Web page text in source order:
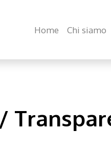
Home Chi siamo